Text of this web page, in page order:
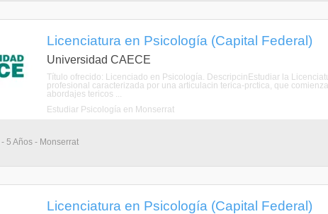
Licenciatura en Psicología (Capital Federal)
Universidad CAECE
Título ofrecido: Licenciado en Psicología. DescripcinEstudiar la
profesional caracterizada por una articulacin terica-prctica, que
abordajes tericos ...
Estudiar Psicología en Monserrat
5 Años - Monserrat
Licenciatura en Psicología (Capital Federal)